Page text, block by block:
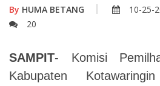
By HUMA BETANG 10-25-
20
SAMPIT- Komisi
Kabupaten